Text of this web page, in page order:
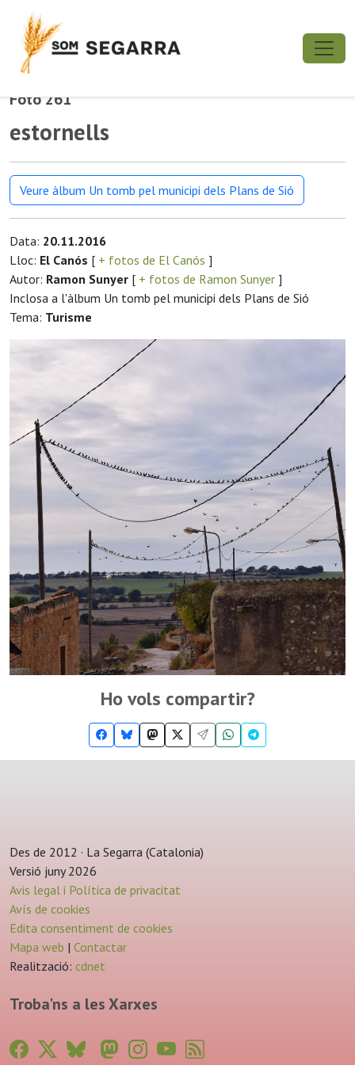
Foto 261
estornells
Veure àlbum Un tomb pel municipi dels Plans de Sió
Data: 20.11.2016
Lloc: El Canós [ + fotos de El Canós ]
Autor: Ramon Sunyer [ + fotos de Ramon Sunyer ]
Inclosa a l'àlbum Un tomb pel municipi dels Plans de Sió
Tema: Turisme
Ho vols compartir?
Des de 2012 · La Segarra (Catalonia)
Versió juny 2026
Avis legal i Política de privacitat
Avís de cookies
Edita consentiment de cookies
Mapa web | Contactar
Realització: cdnet
Troba'ns a les Xarxes